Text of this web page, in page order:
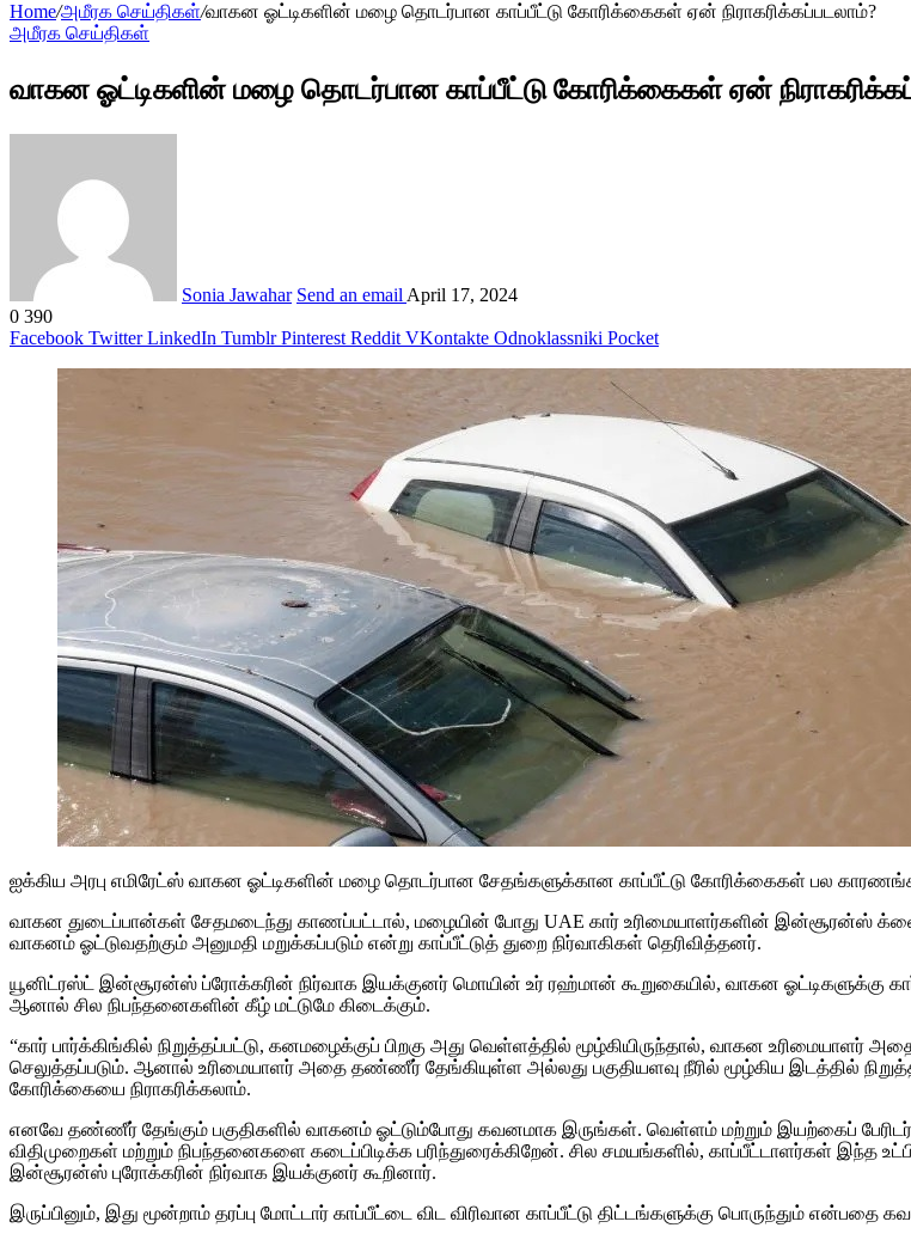
Home/அமீரக செய்திகள்/வாகன ஓட்டிகளின் மழை தொடர்பான காப்பீட்டு கோரிக்கைகள் ஏன் நிராகரிக்கப்படலாம்?
அமீரக செய்திகள்
வாகன ஓட்டிகளின் மழை தொடர்பான காப்பீட்டு கோரிக்கைகள் ஏன்
Sonia Jawahar Send an email April 17, 2024
0 390
Facebook Twitter LinkedIn Tumblr Pinterest Reddit VKontakte Odnoklassniki Pocket
ஐக்கிய அரபு எமிரேட்ஸ் வாகன ஓட்டிகளின் மழை தொடர்பான சேதங்களுக்கான காப்பீட்டு கோரிக்கைகள் பல
வாகன துடைப்பான்கள் சேதமடைந்து காணப்பட்டால், மழையின் போது UAE கார் உரிமையாளர்களின் இன்சூரன்ஸ்
வாகனம் ஓட்டுவதற்கும் அனுமதி மறுக்கப்படும் என்று காப்பீட்டுத் துறை நிர்வாகிகள் தெரிவித்தனர்.
யூனிட்ரஸ்ட் இன்சூரன்ஸ் ப்ரோக்கரின் நிர்வாக இயக்குனர் மொயின் உர் ரஹ்மான் கூறுகையில், வாகன ஓட்டிகளுக்கு
ஆனால் சில நிபந்தனைகளின் கீழ் மட்டுமே கிடைக்கும்.
“கார் பார்க்கிங்கில் நிறுத்தப்பட்டு, கனமழைக்குப் பிறகு அது வெள்ளத்தில் மூழ்கியிருந்தால், வாகன உரிமையாளர் அதை
செலுத்தப்படும். ஆனால் உரிமையாளர் அதை தண்ணீர் தேங்கியுள்ள அல்லது பகுதியளவு நீரில் மூழ்கிய இடத்தில்
கோரிக்கையை நிராகரிக்கலாம்.
எனவே தண்ணீர் தேங்கும் பகுதிகளில் வாகனம் ஓட்டும்போது கவனமாக இருங்கள். வெள்ளம் மற்றும் இயற்கைப்
விதிமுறைகள் மற்றும் நிபந்தனைகளை கடைப்பிடிக்க பரிந்துரைக்கிறேன். சில சமயங்களில், காப்பீட்டாளர்கள் இந்த
இன்சூரன்ஸ் புரோக்கரின் நிர்வாக இயக்குனர் கூறினார்.
இருப்பினும், இது மூன்றாம் தரப்பு மோட்டார் காப்பீட்டை விட விரிவான காப்பீட்டு திட்டங்களுக்கு பொருந்தும்